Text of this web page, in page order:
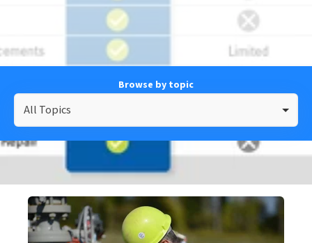
Browse by topic
All Topics